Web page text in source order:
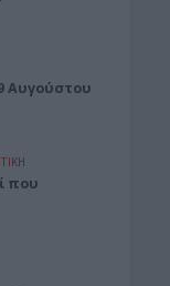
Αυγούστου
που